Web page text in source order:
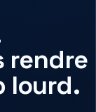
rendre
lourd.